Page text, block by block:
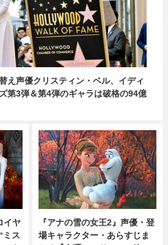
え声優クリスティン・ベル、イディ
第3弾＆第4弾のギャラは破格の94億
イヤ
ミス
『アナの雪の女王2』声優・登
場キャラクター・あらすじま